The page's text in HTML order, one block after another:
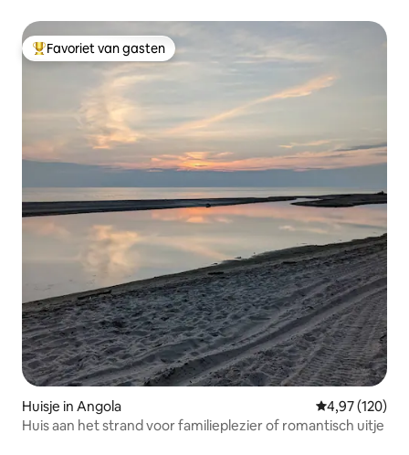
Topfavoriet van gasten
Favoriet van gasten
Huisje in Angola Gemiddelde
4,97 (120)
Huis aan het strand voor familieplezier of romantisch uitje